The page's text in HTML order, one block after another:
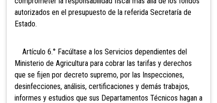
autorizados en el presupuesto de la referida Secretaría de
Estado.
Artículo 6.° Facúltase a los Servicios dependientes del
Ministerio de Agricultura para cobrar las tarifas y derechos
que se fijen por decreto supremo, por las Inspecciones,
desinfecciones, análisis, certificaciones y demás trabajos,
informes y estudios que sus Departamentos Técnicos hagan a